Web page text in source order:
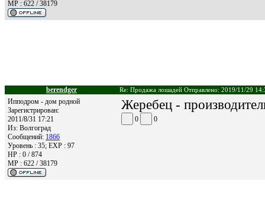
MP : 622 / 38179
berendger Re: Продажа лошадей Отправлено: 2019/11/29
Ипподром - дом родной
Зарегистрирован:
2011/8/31 17:21
Из: Волгоград
Сообщений: 1866
Уровень : 35; EXP : 97
HP : 0 / 874
MP : 622 / 38179
Жеребец -
0 0